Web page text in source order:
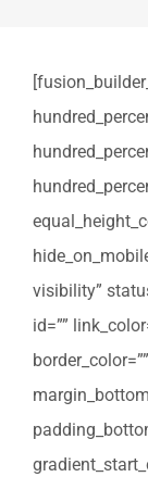
visibility”
id=””